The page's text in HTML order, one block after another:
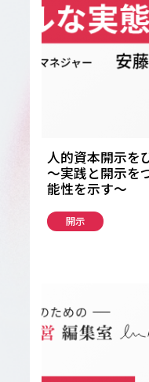
人的資本開示を
〜実践と開示を
能性を示す〜
開示